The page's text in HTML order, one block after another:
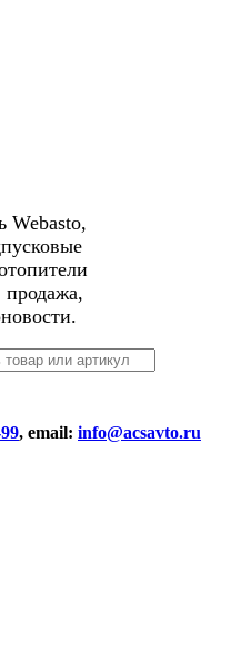
Webasto,
, email: info@acsavto.ru
скидки на